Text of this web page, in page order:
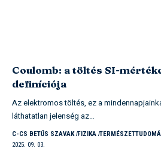
Coulomb: a töltés SI-
definíciója
Az elektromos töltés, ez a
láthatatlan jelenség az…
C-CS BETŰS SZAVAK FIZIKA
2025. 09. 03.